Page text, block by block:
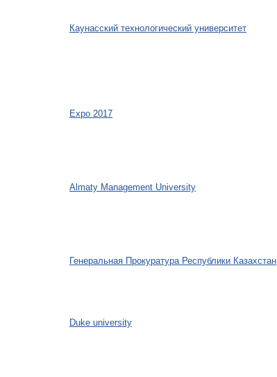
Каунасский технологический университет
Expo 2017
Almaty Management University
Генеральная Прокуратура Республики Казахстан
Duke university